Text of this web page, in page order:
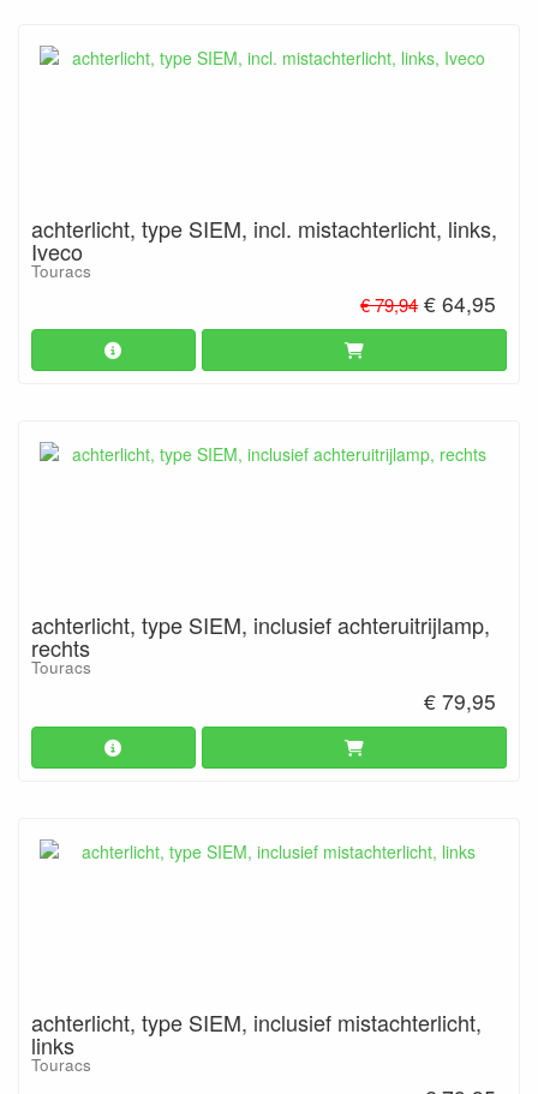
achterlicht, type SIEM, incl. mistachterlicht, links,
Iveco
Touracs
€ 79,94 € 64,95
achterlicht, type SIEM, inclusief achteruitrijlamp,
rechts
Touracs
€ 79,95
achterlicht, type SIEM, inclusief mistachterlicht,
links
Touracs